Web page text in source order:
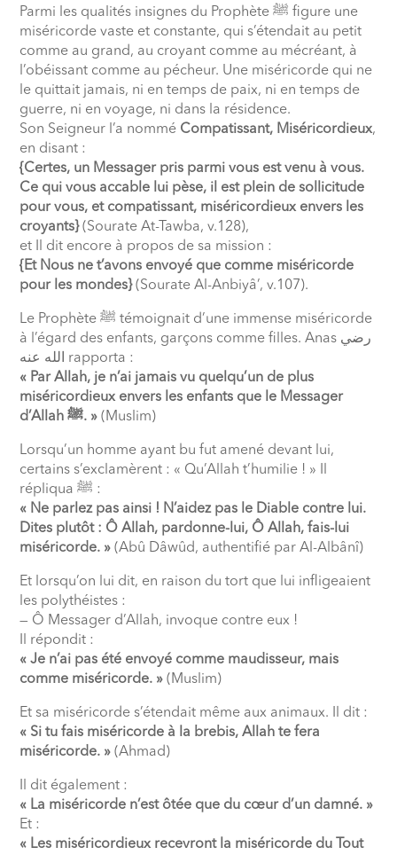
Parmi les qualités insignes du Prophèteﷺ figure une
miséricorde vaste et constante, qui s’étendait au petit
comme au grand, au croyant comme au mécréant, à
l’obéissant comme au pécheur. Une miséricorde qui ne
le quittait jamais, ni en temps de paix, ni en temps de
guerre, ni en voyage, ni dans la résidence.
Son Seigneur l’a nommé Compatissant, Miséricordieux,
en disant :
{Certes, un Messager pris parmi vous est venu à vous.
Ce qui vous accable lui pèse, il est plein de sollicitude
pour vous, et compatissant, miséricordieux envers les
croyants}(Sourate At-Tawba, v.128),
et Il dit encore à propos de sa mission :
{Et Nous ne t’avons envoyé que comme miséricorde
pour les mondes}(Sourate Al-Anbiyâ’, v.107).
Le Prophèteﷺ témoignait d’une immense miséricorde
à l’égard des enfants, garçons comme filles. Anas رضي
الله عنه
rapporta :
« Par Allah, je n’ai jamais vu quelqu’un de plus
miséricordieux envers les enfants que le Messager
d’Allahﷺ. » (Muslim)
Lorsqu’un homme ayant bu fut amené devant lui,
certains s’exclamèrent : « Qu’Allah t’humilie ! » Il
répliquaﷺ :
« Ne parlez pas ainsi ! N’aidez pas le Diable contre lui.
Dites plutôt : Ô Allah, pardonne-lui, Ô Allah, fais-lui
miséricorde. » (Abû Dâwûd, authentifié par Al-Albânî)
Et lorsqu’on lui dit, en raison du tort que lui infligeaient
les polythéistes :
— Ô Messager d’Allah, invoque contre eux !
Il répondit :
« Je n’ai pas été envoyé comme maudisseur, mais
comme miséricorde. » (Muslim)
Et sa miséricorde s’étendait même aux animaux. Il dit :
« Si tu fais miséricorde à la brebis, Allah te fera
miséricorde. » (Ahmad)
Il dit également :
« La miséricorde n’est ôtée que du cœur d’un damné. »
Et :
« Les miséricordieux recevront la miséricorde du Tout